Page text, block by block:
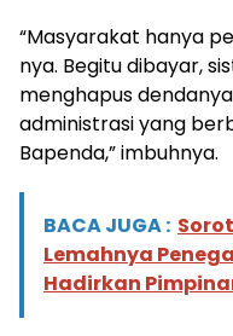
“Masyarakat hanya
nya. Begitu dibayar,
menghapus
administrasi yang
Bapenda,” imbuhnya.
BACA JUGA :
Lemahnya
Hadirkan